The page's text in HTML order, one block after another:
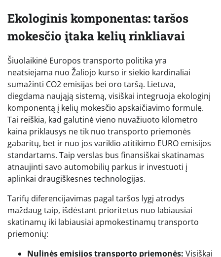
Ekologinis komponentas: taršos
mokesčio įtaka kelių rinkliavai
Šiuolaikinė Europos transporto politika yra
neatsiejama nuo Žaliojo kurso ir siekio kardinaliai
sumažinti CO2 emisijas bei oro taršą. Lietuva,
diegdama naująją sistemą, visiškai integruoja ekologinį
komponentą į kelių mokesčio apskaičiavimo formulę.
Tai reiškia, kad galutinė vieno nuvažiuoto kilometro
kaina priklausys ne tik nuo transporto priemonės
gabaritų, bet ir nuo jos variklio atitikimo EURO emisijos
standartams. Taip verslas bus finansiškai skatinamas
atnaujinti savo automobilių parkus ir investuoti į
aplinkai draugiškesnes technologijas.
Tarifų diferencijavimas pagal taršos lygį atrodys
maždaug taip, išdėstant prioritetus nuo labiausiai
skatinamų iki labiausiai apmokestinamų transporto
priemonių:
Nulinės emisijos transporto priemonės: Visiškai